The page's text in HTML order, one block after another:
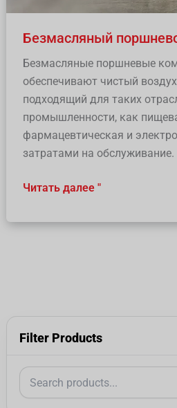
Filter Products
Безмасляный
Безмасляные поршневые
обеспечивают чистый
подходящий для таких
промышленности, как
фармацевтическая и
затратами на обслуживание.
Читать далее "